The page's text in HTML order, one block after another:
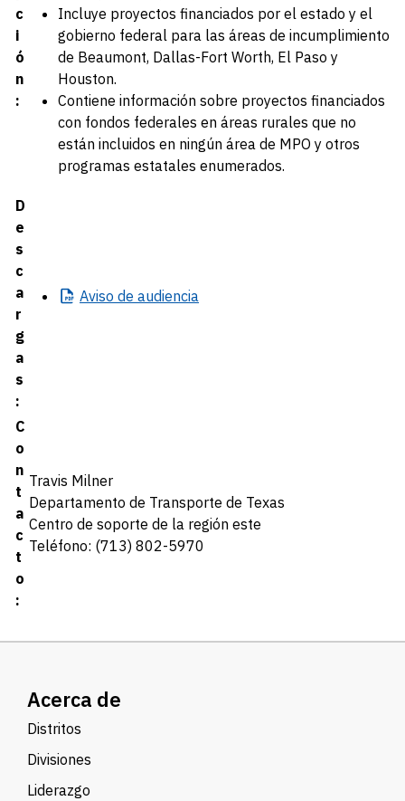
c
i
ó
n
:
Incluye proyectos financiados por el estado y el
gobierno federal para las áreas de incumplimiento
de Beaumont, Dallas-Fort Worth, El Paso y
Houston.
Contiene información sobre proyectos financiados
con fondos federales en áreas rurales que no
están incluidos en ningún área de MPO y otros
programas estatales enumerados.
D
e
s
c
a
r
g
a
s
:
Aviso de audiencia
C
o
n
t
a
c
t
o
:
Travis Milner
Departamento de Transporte de Texas
Centro de soporte de la región este
Teléfono: (713) 802-5970
Acerca de
Distritos
Divisiones
Liderazgo